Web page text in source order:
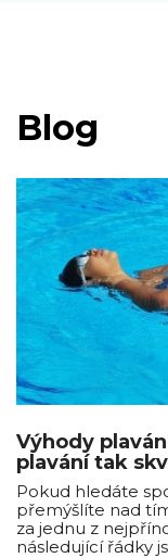
Blog
Výhody
plavání tak
Pokud hledáte
přemýšlíte nad
za jednu z
následující řádky